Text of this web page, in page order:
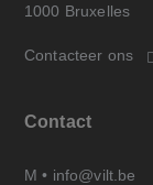
1000 Bruxelles
Contacteer ons
Contact
M • info@vilt.be